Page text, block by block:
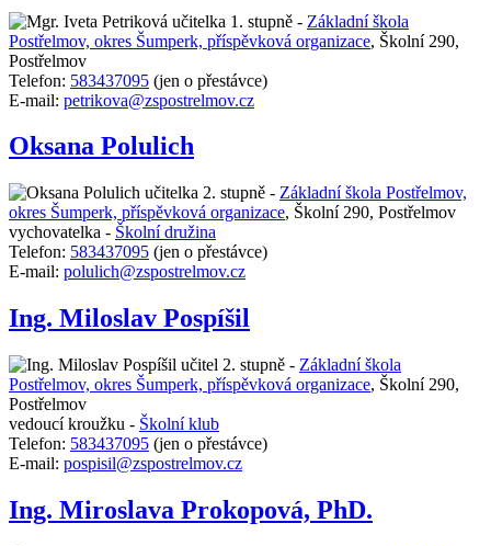
učitelka 1. stupně - Základní škola
Postřelmov, okres Šumperk, příspěvková organizace, Školní 290,
Postřelmov
Telefon: 583437095 (jen o přestávce)
E-mail: petrikova@zspostrelmov.cz
Oksana Polulich
učitelka 2. stupně - Základní škola Postřelmov,
okres Šumperk, příspěvková organizace, Školní 290, Postřelmov
vychovatelka - Školní družina
Telefon: 583437095 (jen o přestávce)
E-mail: polulich@zspostrelmov.cz
Ing. Miloslav Pospíšil
učitel 2. stupně - Základní škola
Postřelmov, okres Šumperk, příspěvková organizace, Školní 290,
Postřelmov
vedoucí kroužku - Školní klub
Telefon: 583437095 (jen o přestávce)
E-mail: pospisil@zspostrelmov.cz
Ing. Miroslava Prokopová, PhD.